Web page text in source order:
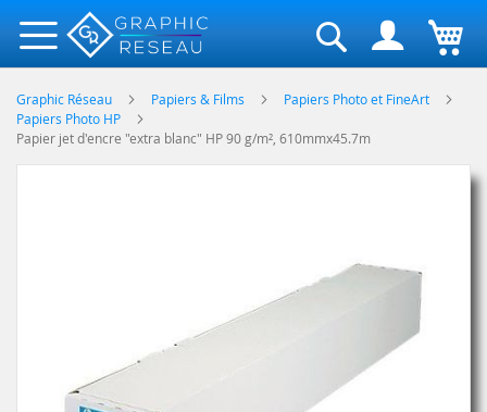
Rechercher
Graphic Réseau Papiers & Films
Papiers Photo et FineArt
Papiers Photo HP
Papier jet d'encre "extra blanc" HP 90 g/m², 610mmx45.7m